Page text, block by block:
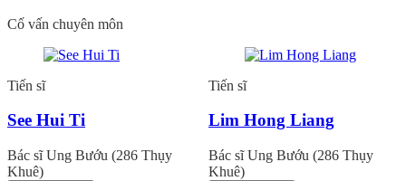
Cố vấn chuyên môn
Tiến sĩ
See Hui Ti
Bác sĩ Ung Bướu (286 Thụy
Khuê)
Tiến sĩ
Lim Hong Liang
Bác sĩ Ung Bướu (286 Thụy
Khuê)